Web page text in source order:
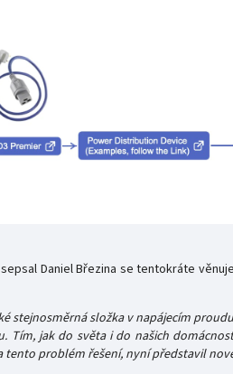
Daniel Březina se tentokráte věnuje
stejnosměrná složka v napájecím
jak do světa i do našich
tento problém řešení, nyní představil